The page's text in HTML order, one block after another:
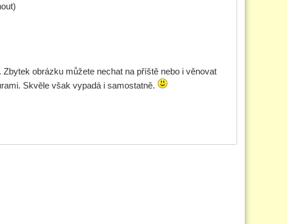
obrázku můžete nechat na příště nebo i věnovat
Skvěle však vypadá i samostatně.